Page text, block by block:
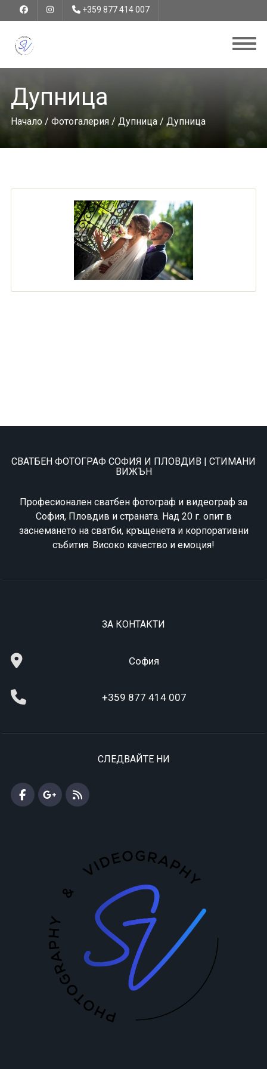
+359 877 414 007
Дупница
Начало/ Фотогалерия/ Дупница/ Дупница
СВАТБЕН ФОТОГРАФ СОФИЯ И ПЛОВДИВ | СТИМАНИ
ВИЖЪН
Професионален сватбен фотограф и видеограф за
София, Пловдив и страната. Над 20 г. опит в
заснемането на сватби, кръщенета и корпоративни
събития. Високо качество и емоция!
ЗА КОНТАКТИ
София
+359 877 414 007
СЛЕДВАЙТЕ НИ